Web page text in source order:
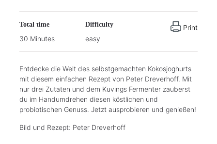
Total time
30 Minutes
Difficulty
easy
Print
Entdecke die Welt des selbstgemachten Kokosjoghurts
mit diesem einfachen Rezept von Peter Dreverhoff. Mit
nur drei Zutaten und dem Kuvings Fermenter zauberst
du im Handumdrehen diesen köstlichen und
probiotischen Genuss. Jetzt ausprobieren und genießen!
Bild und Rezept: Peter Dreverhoff